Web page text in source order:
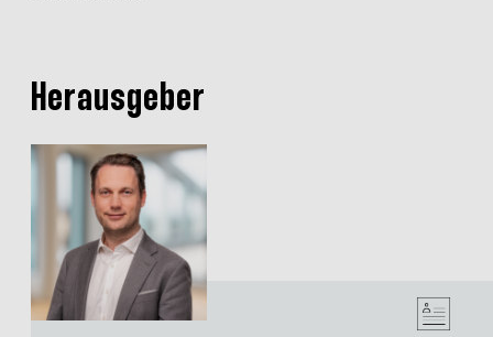
Herausgeber